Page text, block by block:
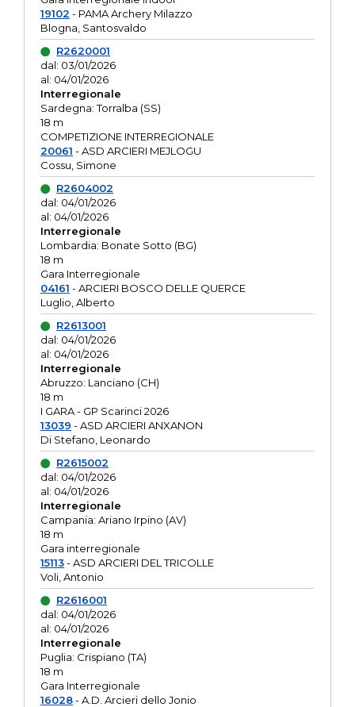
19102 - PAMA Archery Milazzo
Blogna, Santosvaldo
R2620001
dal: 03/01/2026
al: 04/01/2026
Interregionale
Sardegna: Torralba (SS)
18 m
COMPETIZIONE INTERREGIONALE
20061 - ASD ARCIERI MEJLOGU
Cossu, Simone
R2604002
dal: 04/01/2026
al: 04/01/2026
Interregionale
Lombardia: Bonate Sotto (BG)
18 m
Gara Interregionale
04161 - ARCIERI BOSCO DELLE QUERCE
Luglio, Alberto
R2613001
dal: 04/01/2026
al: 04/01/2026
Interregionale
Abruzzo: Lanciano (CH)
18 m
I GARA - GP Scarinci 2026
13039 - ASD ARCIERI ANXANON
Di Stefano, Leonardo
R2615002
dal: 04/01/2026
al: 04/01/2026
Interregionale
Campania: Ariano Irpino (AV)
18 m
Gara interregionale
15113- ASD ARCIERI DEL TRICOLLE
Voli, Antonio
R2616001
dal: 04/01/2026
al: 04/01/2026
Interregionale
Puglia: Crispiano (TA)
18 m
Gara Interregionale
16028- A.D. Arcieri dello Jonio